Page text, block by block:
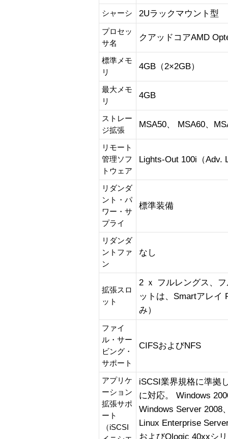
シャーシ 2Uラックマウント型
プロセッ
サ名
クアッドコアAMD
標準メモ
リ
4GB（2×2GB）
最大メモ
リ
4GB
ストレー
ジ拡張
MSA50、 MSA60、
リモート
管理ソフ
トウェア
Lights-Out 100i（Adv.
リダンダ
ント・パ
ワー・サ
プライ
標準装備
リダンダ
ントファ
ン
なし
拡張スロ
ット
2 ｘ フルレングス、
ットは、Smartアレイ
み）
ファイ
ル・サー
ビング・
サポート
CIFSおよびNFS
アプリケ
ーション
拡張サポ
ート
（iSCSI
iSCSI業界規格に準拠
に対応。 Windows
Windows Server 2008
Linux Enterprise
およびQlogic 40xxシ